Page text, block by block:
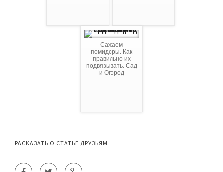
Сажаем
помидоры. Как
правильно их
подвязывать. Сад
и Огород
РАСКАЗАТЬ О СТАТЬЕ ДРУЗЬЯМ